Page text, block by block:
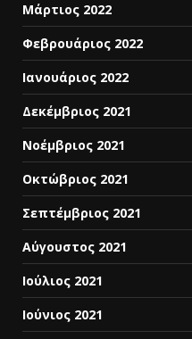
Μάρτιος 2022
Φεβρουάριος 2022
Ιανουάριος 2022
Δεκέμβριος 2021
Νοέμβριος 2021
Οκτώβριος 2021
Σεπτέμβριος 2021
Αύγουστος 2021
Ιούλιος 2021
Ιούνιος 2021